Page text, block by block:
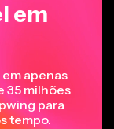
em
apenas
35 milhões
para
tempo.